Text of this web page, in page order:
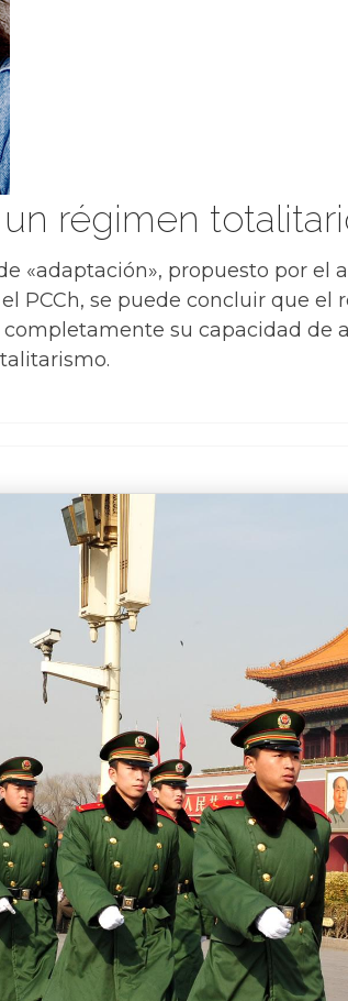
un régimen
«adaptación», propuesto por el
PCCh, se puede concluir que
su capacidad de